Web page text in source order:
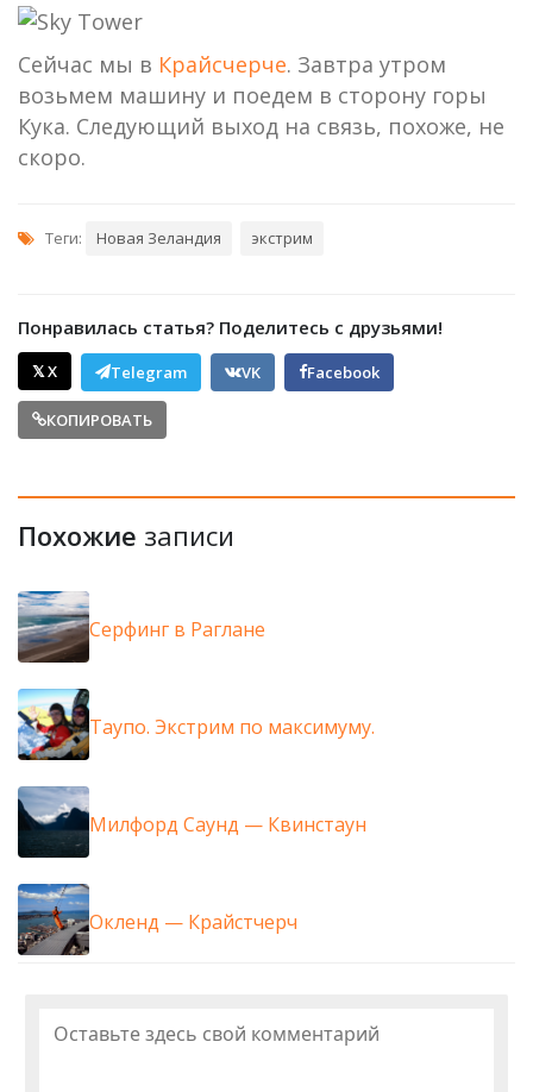
Сейчас мы в Крайсчерче. Завтра утром
возьмем машину и поедем в сторону горы
Кука. Следующий выход на связь, похоже, не
скоро.
Теги: Новая Зеландия экстрим
Понравилась статья? Поделитесь с друзьями!
𝕏 X Telegram VK Facebook
КОПИРОВАТЬ
Похожие записи
Серфинг в Раглане
Таупо. Экстрим по максимуму.
Милфорд Саунд — Квинстаун
Окленд — Крайстчерч